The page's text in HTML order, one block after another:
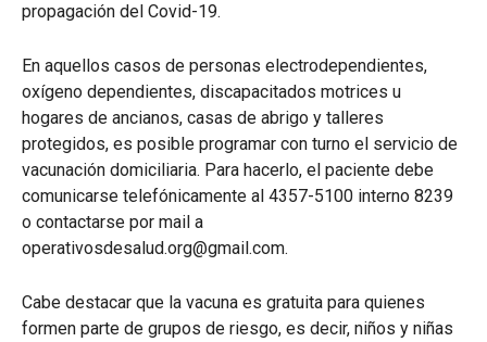
propagación del Covid-19.
En aquellos casos de personas electrodependientes,
oxígeno dependientes, discapacitados motrices u
hogares de ancianos, casas de abrigo y talleres
protegidos, es posible programar con turno el servicio de
vacunación domiciliaria. Para hacerlo, el paciente debe
comunicarse telefónicamente al 4357-5100 interno 8239
o contactarse por mail a
operativosdesalud.org@gmail.com.
Cabe destacar que la vacuna es gratuita para quienes
formen parte de grupos de riesgo, es decir, niños y niñas